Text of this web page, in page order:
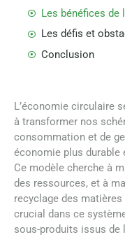
Conclusion
L’économie circulaire
à transformer nos
consommation et de
économie plus durable
Ce modèle cherche à
des ressources, et à
recyclage des
crucial dans ce
sous-produits issus